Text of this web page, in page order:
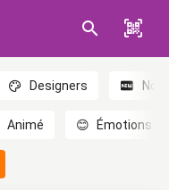
Designers
Animé 😊 Émotions